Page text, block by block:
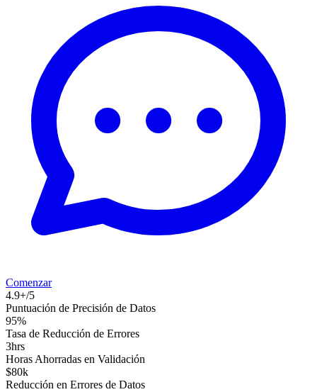
Comenzar
4.9+/5
Puntuación de Precisión de Datos
95%
Tasa de Reducción de Errores
3hrs
Horas Ahorradas en Validación
$80k
Reducción en Errores de Datos